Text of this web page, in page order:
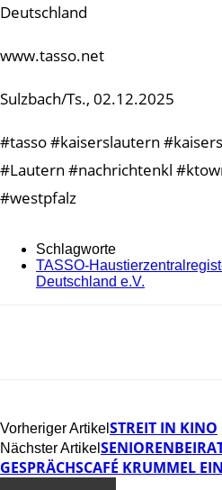
Deutschland
www.tasso.net
Sulzbach/Ts., 02.12.2025
#tasso #kaiserslautern
#Lautern #nachrichtenkl
#westpfalz
Schlagworte
TASSO-
Deutschland e.V.
Vorheriger Artikel STREIT IN KINO
Nächster Artikel
GESPRÄCHSCAFÉ KRUMMEL EIN